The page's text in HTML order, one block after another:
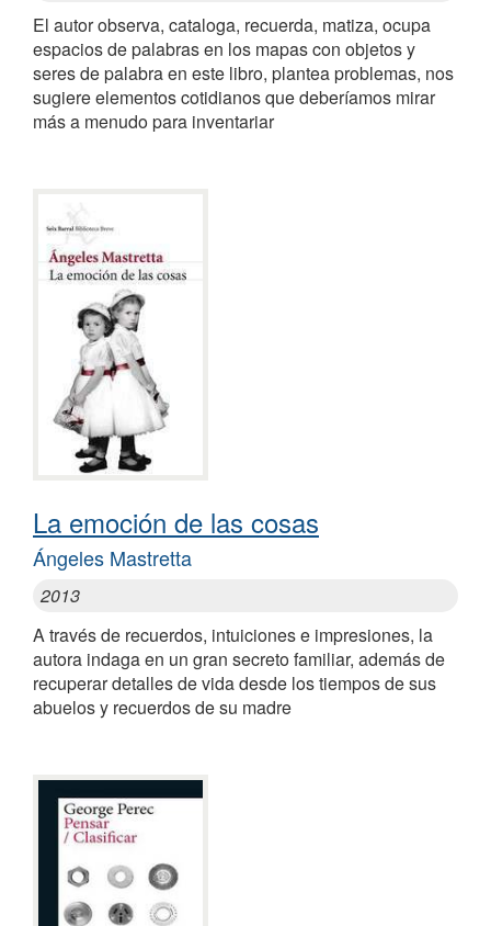
El autor observa, cataloga, recuerda, matiza, ocupa
espacios de palabras en los mapas con objetos y
seres de palabra en este libro, plantea problemas, nos
sugiere elementos cotidianos que deberíamos mirar
más a menudo para inventariar
La emoción de las cosas
Ángeles Mastretta
2013
A través de recuerdos, intuiciones e impresiones, la
autora indaga en un gran secreto familiar, además de
recuperar detalles de vida desde los tiempos de sus
abuelos y recuerdos de su madre